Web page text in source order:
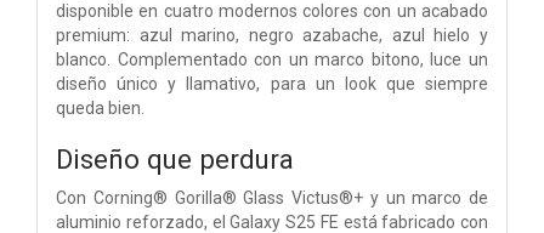
disponible en cuatro modernos colores con un acabado
premium: azul marino, negro azabache, azul hielo y
blanco. Complementado con un marco bitono, luce un
diseño único y llamativo, para un look que siempre
queda bien.
Diseño que perdura
Con Corning® Gorilla® Glass Victus®+ y un marco de
aluminio reforzado, el Galaxy S25 FE está fabricado con